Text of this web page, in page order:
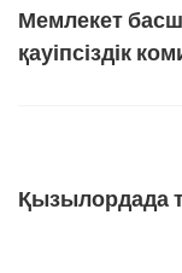
Мемлекет
қауіпсіздік
Қызылордада